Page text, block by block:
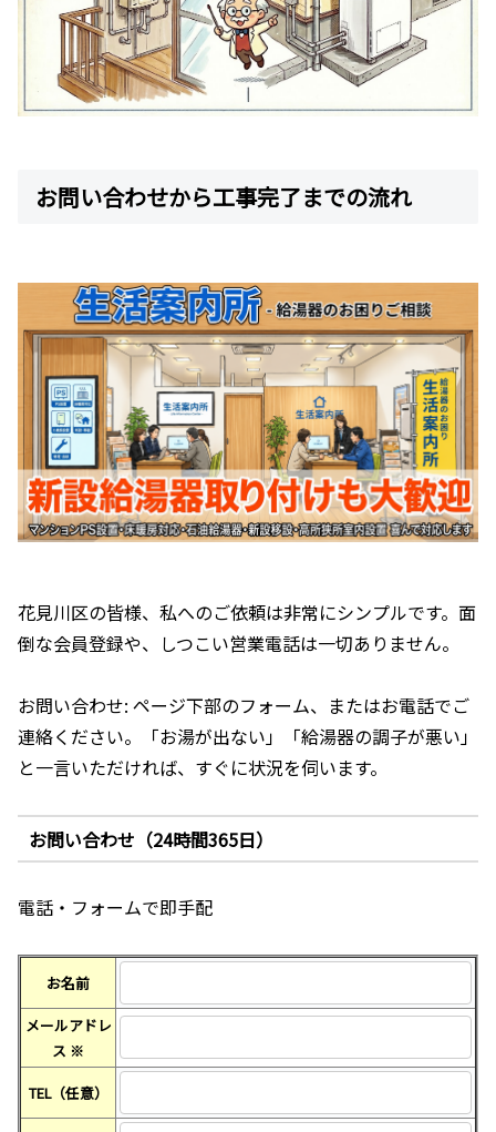
お問い合わせから工事完了までの流れ
花見川区の皆様、私へのご依頼は非常にシンプルです。面
倒な会員登録や、しつこい営業電話は一切ありません。
お問い合わせ: ページ下部のフォーム、またはお電話でご
連絡ください。「お湯が出ない」「給湯器の調子が悪い」
と一言いただければ、すぐに状況を伺います。
お問い合わせ（24時間365日）
電話・フォームで即手配
お名前
メールアドレ
ス ※
TEL（任意）